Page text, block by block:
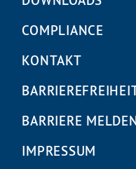
COMPLIANCE
KONTAKT
BARRIERE
IMPRESSUM